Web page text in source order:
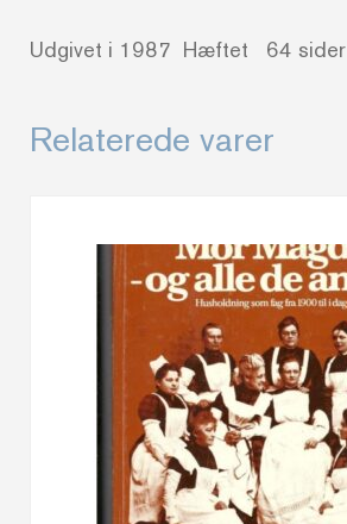
Udgivet i 1987 Hæftet 64 sider
Relaterede varer